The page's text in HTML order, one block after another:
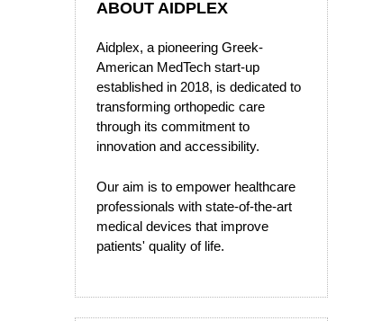
ABOUT AIDPLEX
Aidplex, a pioneering Greek-
American MedTech start-up
established in 2018, is dedicated to
transforming orthopedic care
through its commitment to
innovation and accessibility.
Our aim is to empower healthcare
professionals with state-of-the-art
medical devices that improve
patients' quality of life.